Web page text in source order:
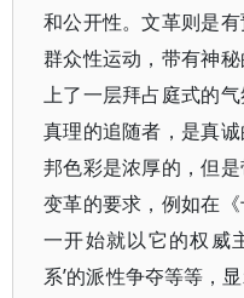
和公开性。文革则是
群众性运动，带有神
上了一层拜占庭式的
真理的追随者，是真
邦色彩是浓厚的，但
变革的要求，例如在
一开始就以它的权威
系’的派性争夺等等，